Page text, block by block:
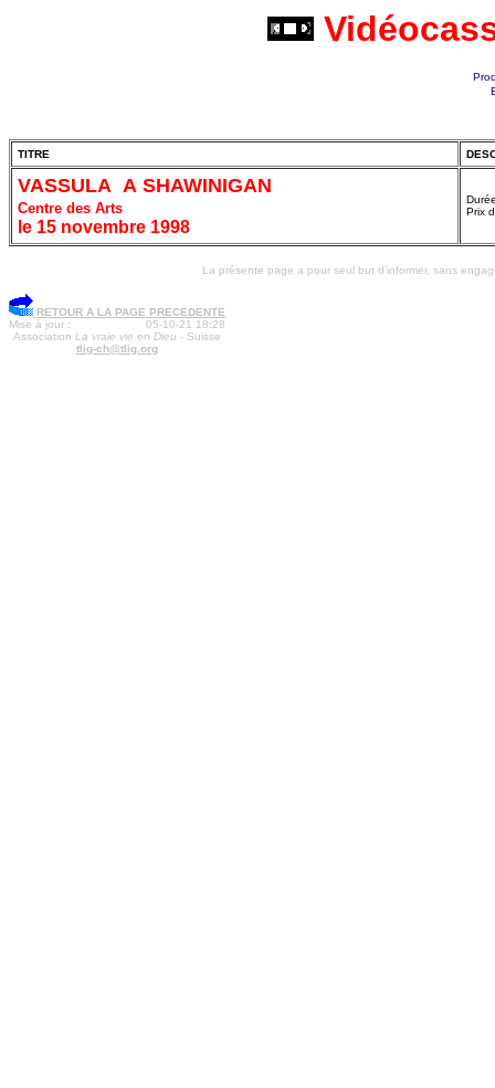
TITRE
VASSULA A SHAWINIGAN
Centre des Arts
le 15 novembre 1998
Prix
La présente page a pour seul but d'informer, sans
RETOUR A LA PAGE PRECEDENTE
Mise à jour :
05-10-21 18:28
Association La vraie vie en Dieu - Suisse
tlig-ch@tlig.org